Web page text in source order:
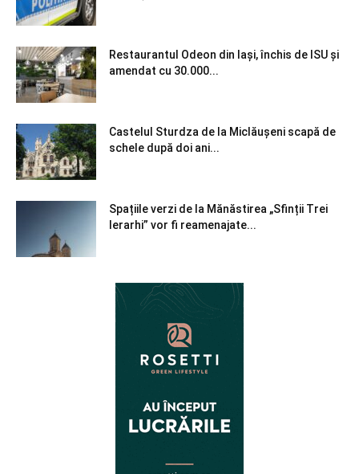
Restaurantul Odeon din Iași, închis de ISU și
amendat cu 30.000...
Castelul Sturdza de la Miclăușeni scapă de
schele după doi ani...
Spațiile verzi de la Mănăstirea „Sfinții Trei
Ierarhi” vor fi reamenajate...